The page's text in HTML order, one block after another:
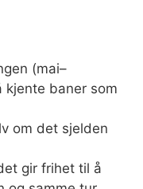
(mai–
kjente baner som
om det sjelden
gir frihet til å